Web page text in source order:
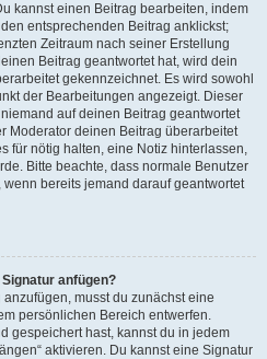
kannst einen Beitrag bearbeiten, indem
entsprechenden Beitrag anklickst;
Zeitraum nach seiner Erstellung
Beitrag geantwortet hat, wird dein
gekennzeichnet. Es wird sowohl
der Bearbeitungen angezeigt. Dieser
auf deinen Beitrag geantwortet
Moderator deinen Beitrag überarbeitet
für nötig halten, eine Notiz hinterlassen,
Bitte beachte, dass normale Benutzer
bereits jemand darauf geantwortet
anfügen?
musst du zunächst eine
persönlichen Bereich entwerfen.
gespeichert hast, kannst du in jedem
aktivieren. Du kannst eine Signatur